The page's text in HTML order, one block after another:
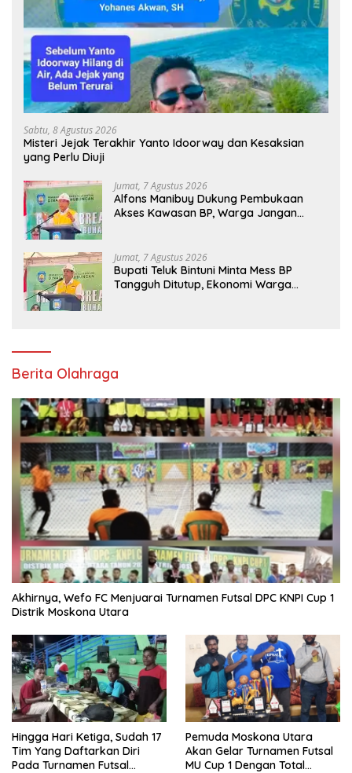
Sabtu, 8 Agustus 2026
Misteri Jejak Terakhir Yanto Idoorway dan Kesaksian
yang Perlu Diuji
Jumat, 7 Agustus 2026
Alfons Manibuy Dukung Pembukaan
Akses Kawasan BP, Warga Jangan
Jumat, 7 Agustus 2026
Bupati Teluk Bintuni Minta Mess BP
Tangguh Ditutup, Ekonomi Warga
Berita Olahraga
Akhirnya, Wefo FC Menjuarai Turnamen Futsal DPC KNPI Cup 1
Distrik Moskona Utara
Hingga Hari Ketiga, Sudah 17
Tim Yang Daftarkan Diri
Pada Turnamen Futsal
Pemuda Moskona Utara
Akan Gelar Turnamen Futsal
MU Cup 1 Dengan Total